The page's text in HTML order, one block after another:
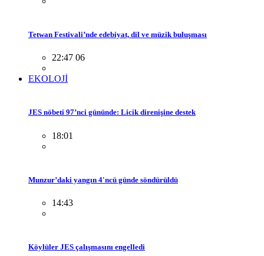
Tetwan Festivali’nde edebiyat, dil ve müzik buluşması
22:47 06
EKOLOJİ
JES nöbeti 97’nci gününde: Licik direnişine destek
18:01
Munzur’daki yangın 4'ncü günde söndürüldü
14:43
Köylüler JES çalışmasını engelledi